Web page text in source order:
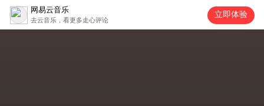
网易云音乐
去云音乐，看更多走心评论
立即体验